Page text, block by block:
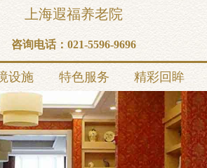
上海遐福养老院
咨询电话： 021-5596-9696
设施 特色服务 精彩回眸